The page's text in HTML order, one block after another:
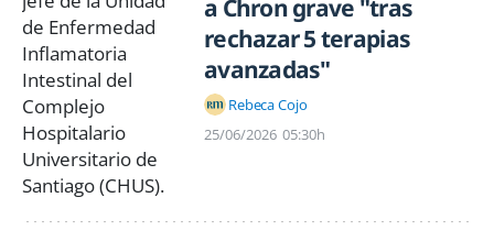
a Chron grave "tras
rechazar 5 terapias
avanzadas"
Rebeca Cojo
25/06/2026 05:30h